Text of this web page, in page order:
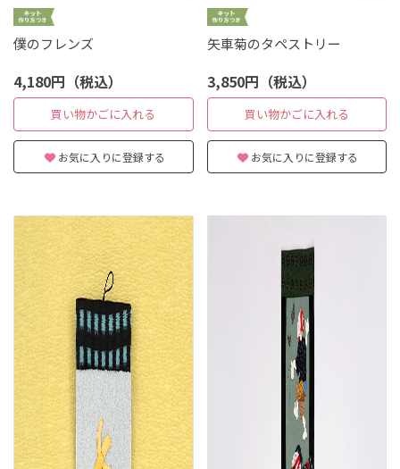
僕のフレンズ
4,180円（税込）
買い物かごに入れる
お気に入りに登録する
矢車菊のタペストリー
3,850円（税込）
買い物かごに入れる
お気に入りに登録する